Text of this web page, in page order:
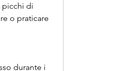
o praticare
durante i